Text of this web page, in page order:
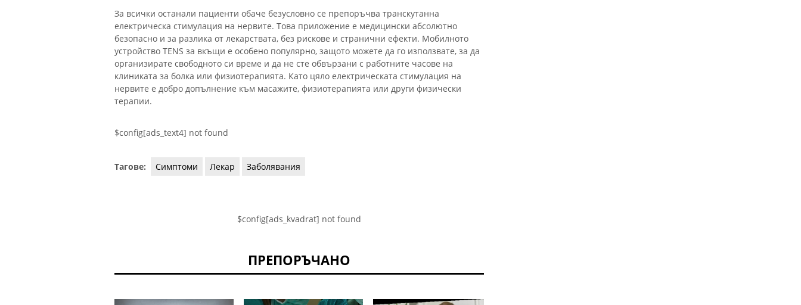
За всички останали пациенти обаче безусловно се препоръчва транскутанна
електрическа стимулация на нервите. Това приложение е медицински абсолютно
безопасно и за разлика от лекарствата, без рискове и странични ефекти. Мобилното
устройство TENS за вкъщи е особено популярно, защото можете да го използвате, за да
организирате свободното си време и да не сте обвързани с работните часове на
клиниката за болка или физиотерапията. Като цяло електрическата стимулация на
нервите е добро допълнение към масажите, физиотерапията или други физически
терапии.
$config[ads_text4] not found
Тагове: Симптоми Лекар Заболявания
$config[ads_kvadrat] not found
ПРЕПОРЪЧАНО